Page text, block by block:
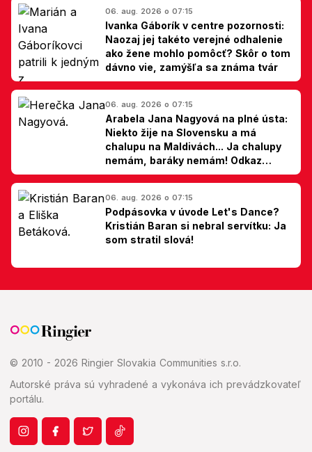
06. aug. 2026 o 07:15
Ivanka Gáborík v centre pozornosti:
Naozaj jej takéto verejné odhalenie
ako žene mohlo pomôcť? Skôr o tom
dávno vie, zamýšľa sa známa tvár
06. aug. 2026 o 07:15
Arabela Jana Nagyová na plné ústa:
Niekto žije na Slovensku a má
chalupu na Maldivách... Ja chalupy
nemám, baráky nemám! Odkaz
Slovákom
06. aug. 2026 o 07:15
Podpásovka v úvode Let's Dance?
Kristián Baran si nebral servítku: Ja
som stratil slová!
© 2010 - 2026 Ringier Slovakia Communities s.r.o.
Autorské práva sú vyhradené a vykonáva ich prevádzkovateľ
portálu.